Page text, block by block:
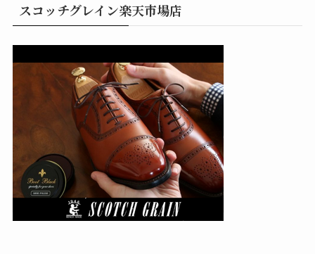
スコッチグレイン楽天市場店